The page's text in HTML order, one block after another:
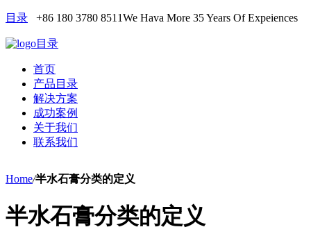
目录 +86 180 3780 8511We Hava More 35 Years Of Expeiences
目录
首页
产品目录
解决方案
成功案例
关于我们
联系我们
Home/半水石膏分类的定义
半水石膏分类的定义